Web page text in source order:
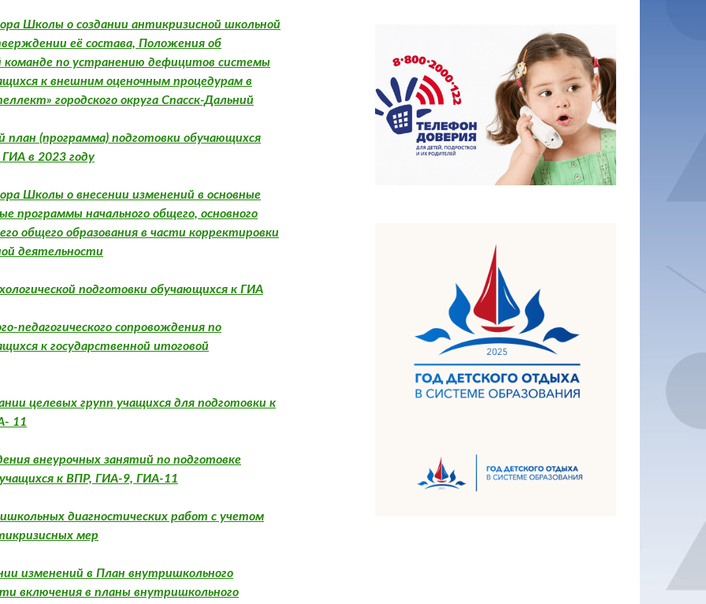
Школы о создании антикризисной школьной
её состава, Положения об
команде по устранению дефицитов системы
к внешним оценочным процедурам в
городского округа Спасск-Дальний
план (программа) подготовки обучающихся
в 2023 году
Школы о внесении изменений в основные
программы начального общего, основного
общего образования в части корректировки
деятельности
подготовки обучающихся к ГИА
педагогического сопровождения по
к государственной итоговой
целевых групп учащихся для подготовки к
11
внеурочных занятий по подготовке
к ВПР, ГИА-9, ГИА-11
диагностических работ с учетом
мер
изменений в План внутришкольного
включения в планы внутришкольного